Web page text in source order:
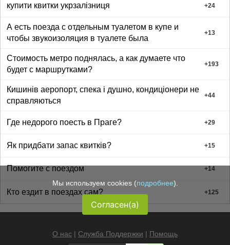
купити квитки укрзалізниця +24
А есть поезда с отдельным туалетом в купе и
чтобы звукоизоляция в туалете была
+13
Стоимость метро поднялась, а как думаете что
будет с маршрутками?
+193
Кишинів аеропорт, спека і душно, кондиціонери не
справляються
+44
Где недорого поесть в Праге? +29
Як придбати запас квитків? +15
Помогите с поездом +14
Кто ездит в поездах сам? +125
О нас | Служба Поддержки | Помощь
Мы используем cookies (подробнее).
Согласен(а)